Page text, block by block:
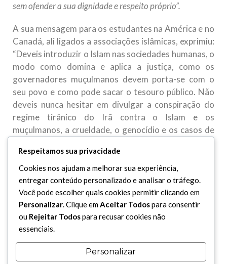
sem ofender a sua dignidade e respeito próprio”.
A sua mensagem para os estudantes na América e no
Canadá, ali ligados a associações islâmicas, exprimiu:
“Deveis introduzir o Islam nas sociedades humanas, o
modo como domina e aplica a justiça, como os
governadores muçulmanos devem porta-se com o
seu povo e como pode sacar o tesouro público. Não
deveis nunca hesitar em divulgar a conspiração do
regime tirânico do Irã contra o Islam e os
muçulmanos, a crueldade, o genocídio e os casos de
O outro caso de corrupção do regime monárquico foi
a celebração realizada por ocasião do 2.500 anos do
aniversário da monarquia no Irã, 50 anos do
aniversário do reinado de Pahlevi e as cerimônias de
coroação do Shah Mohammad Reza Pahlevi. A
extravagância e o esplendor sem precisão foram uma
carga para a nação. A mensagem do Imam Khomeini
(K.S.) a este respeito foi a seguinte:
“O regime tirânico pensa que estou satisfeito com a
Respeitamos sua privacidade
Cookies nos ajudam a melhorar sua experiência,
entregar conteúdo personalizado e analisar o tráfego.
Você pode escolher quais cookies permitir clicando em
Personalizar. Clique emAceitar Todospara consentir
ou Rejeitar Todospara recusar cookies não
essenciais.
Personalizar